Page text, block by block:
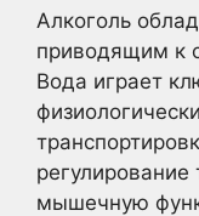
Алкоголь
приводящим к
Вода играет
мышечную